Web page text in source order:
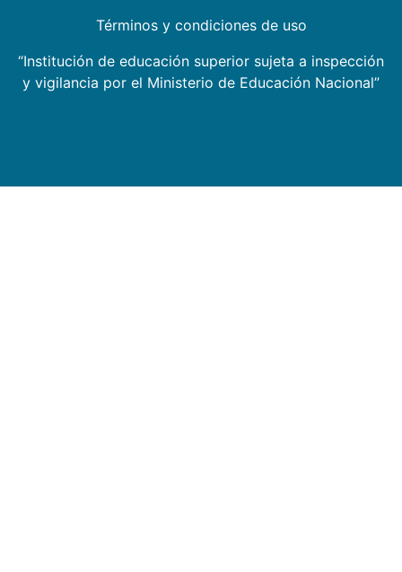
Términos y condiciones de uso
“Institución de educación superior sujeta a inspección
y vigilancia por el Ministerio de Educación Nacional”